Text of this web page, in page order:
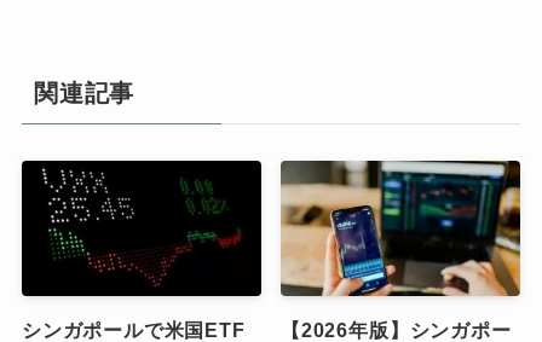
関連記事
シンガポールで米国ETF
【2026年版】シンガポー